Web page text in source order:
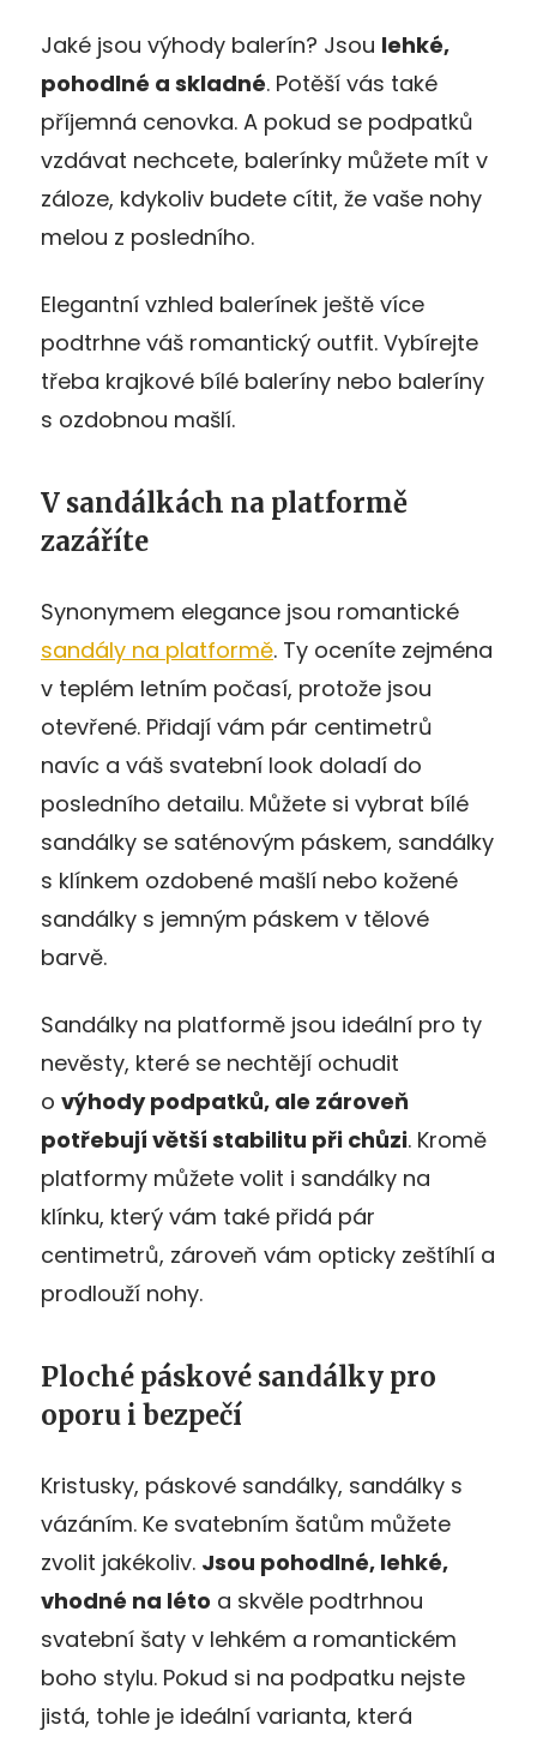
Jaké jsou výhody balerín? Jsou lehké,
pohodlné a skladné. Potěší vás také
příjemná cenovka. A pokud se podpatků
vzdávat nechcete, balerínky můžete mít v
záloze, kdykoliv budete cítit, že vaše nohy
melou z posledního.
Elegantní vzhled balerínek ještě více
podtrhne váš romantický outfit. Vybírejte
třeba krajkové bílé baleríny nebo baleríny
s ozdobnou mašlí.
V sandálkách na platformě
zazáříte
Synonymem elegance jsou romantické
sandály na platformě. Ty oceníte zejména
v teplém letním počasí, protože jsou
otevřené. Přidají vám pár centimetrů
navíc a váš svatební look doladí do
posledního detailu. Můžete si vybrat bílé
sandálky se saténovým páskem, sandálky
s klínkem ozdobené mašlí nebo kožené
sandálky s jemným páskem v tělové
barvě.
Sandálky na platformě jsou ideální pro ty
nevěsty, které se nechtějí ochudit
o výhody podpatků, ale zároveň
potřebují větší stabilitu při chůzi. Kromě
platformy můžete volit i sandálky na
klínku, který vám také přidá pár
centimetrů, zároveň vám opticky zeštíhlí a
prodlouží nohy.
Ploché páskové sandálky pro
oporu i bezpečí
Kristusky, páskové sandálky, sandálky s
vázáním. Ke svatebním šatům můžete
zvolit jakékoliv. Jsou pohodlné, lehké,
vhodné na léto a skvěle podtrhnou
svatební šaty v lehkém a romantickém
boho stylu. Pokud si na podpatku nejste
jistá, tohle je ideální varianta, která